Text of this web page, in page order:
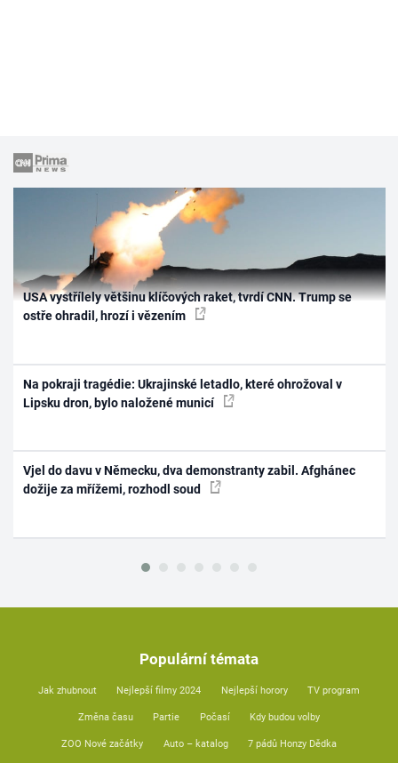
USA vystřílely většinu klíčových raket, tvrdí CNN. Trump se
ostře ohradil, hrozí i vězením
Na pokraji tragédie: Ukrajinské letadlo, které ohrožoval v
Lipsku dron, bylo naložené municí
Vjel do davu v Německu, dva demonstranty zabil. Afghánec
dožije za mřížemi, rozhodl soud
Populární témata
Jak zhubnout Nejlepší filmy 2024 Nejlepší horory TV program
Změna času Partie Počasí Kdy budou volby
ZOO Nové začátky Auto – katalog 7 pádů Honzy Dědka